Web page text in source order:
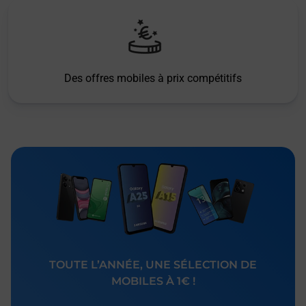
Des offres mobiles à prix compétitifs
TOUTE L’ANNÉE, UNE SÉLECTION DE
MOBILES À 1€ !